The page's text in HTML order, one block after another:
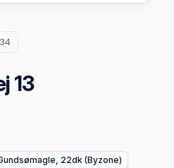
13
22dk (Byzone)